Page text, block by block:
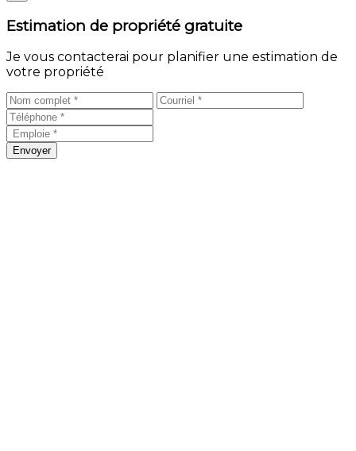
Estimation de propriété gratuite
Je vous contacterai pour planifier une estimation de
votre propriété
Envoyer